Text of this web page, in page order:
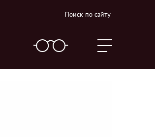
Поиск по сайту